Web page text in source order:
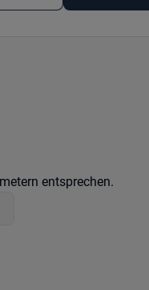
entsprechen.